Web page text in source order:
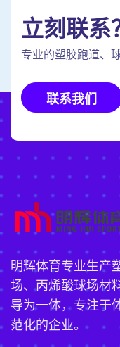
立刻联系
专业的塑胶跑道、
联系我们
明辉体育专业生产
场、丙烯酸球场材
导为一体，专注于
范化的企业。